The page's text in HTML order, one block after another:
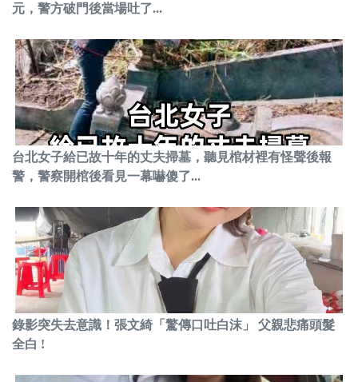
元，警方破門後當場吐了...
台北女子給已故十年的丈夫掃墓，聽見棺材裡有怪聲後報
警，警察開棺後看見一幕嚇傻了...
錄影突失去意識！張文綺「驚傳口吐白沫」 父親悲痛頭髮
全白 !